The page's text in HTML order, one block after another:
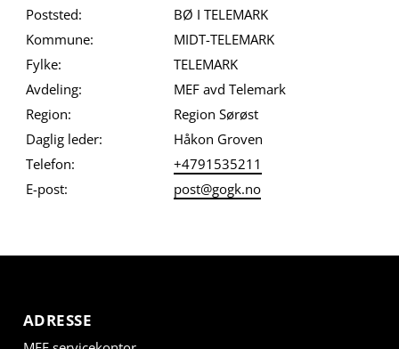
Poststed:
BØ I TELEMARK
Kommune:
MIDT-TELEMARK
Fylke:
TELEMARK
Avdeling:
MEF avd Telemark
Region:
Region Sørøst
Daglig leder:
Håkon Groven
Telefon:
+4791535211
E-post:
post@gogk.no
ADRESSE